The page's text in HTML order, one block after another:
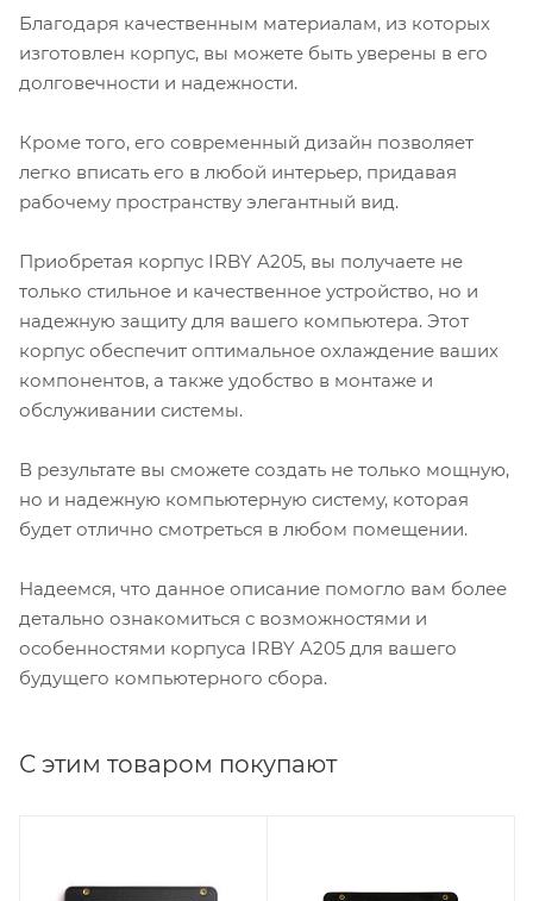
Благодаря качественным материалам, из которых
изготовлен корпус, вы можете быть уверены в его
долговечности и надежности.
Кроме того, его современный дизайн позволяет
легко вписать его в любой интерьер, придавая
рабочему пространству элегантный вид.
Приобретая корпус IRBY A205, вы получаете не
только стильное и качественное устройство, но и
надежную защиту для вашего компьютера. Этот
корпус обеспечит оптимальное охлаждение ваших
компонентов, а также удобство в монтаже и
обслуживании системы.
В результате вы сможете создать не только мощную,
но и надежную компьютерную систему, которая
будет отлично смотреться в любом помещении.
Надеемся, что данное описание помогло вам более
детально ознакомиться с возможностями и
особенностями корпуса IRBY A205 для вашего
будущего компьютерного сбора.
С этим товаром покупают